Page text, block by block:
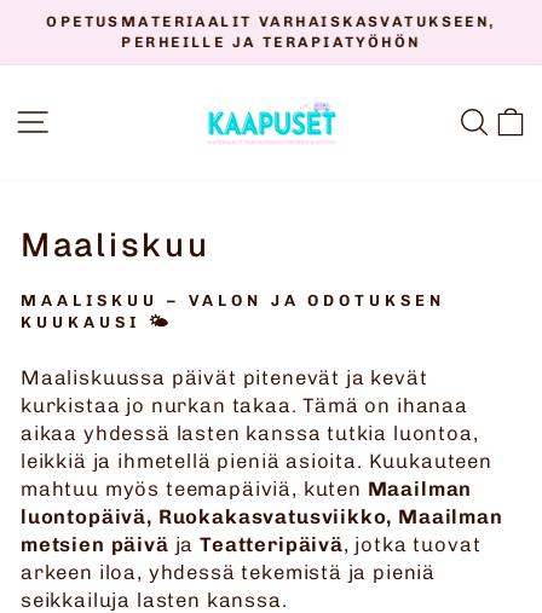
Siirry
Keskeytä
OPETUSMATERIAALIT VARHAISKASVATUKSEEN,
PERHEILLE JA TERAPIATYÖHÖN
SIVUSTON NAVIGOINTI
Maaliskuu
MAALISKUU – VALON JA ODOTUKSEN
KUUKAUSI 🌤️
Maaliskuussa päivät pitenevät ja kevät
kurkistaa jo nurkan takaa. Tämä on ihanaa
aikaa yhdessä lasten kanssa tutkia luontoa,
leikkiä ja ihmetellä pieniä asioita. Kuukauteen
mahtuu myös teemapäiviä, kuten Maailman
luontopäivä, Ruokakasvatusviikko, Maailman
metsien päivä jaTeatteripäivä, jotka tuovat
arkeen iloa, yhdessä tekemistä ja pieniä
seikkailuja lasten kanssa.